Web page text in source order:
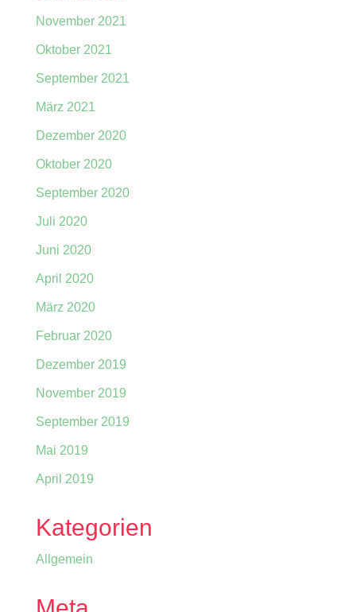
November 2021
Oktober 2021
September 2021
März 2021
Dezember 2020
Oktober 2020
September 2020
Juli 2020
Juni 2020
April 2020
März 2020
Februar 2020
Dezember 2019
November 2019
September 2019
Mai 2019
April 2019
Kategorien
Allgemein